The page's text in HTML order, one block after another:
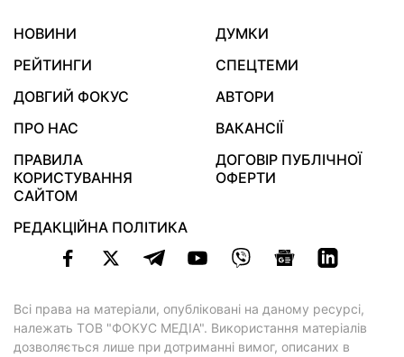
НОВИНИ
ДУМКИ
РЕЙТИНГИ
СПЕЦТЕМИ
ДОВГИЙ ФОКУС
АВТОРИ
ПРО НАС
ВАКАНСІЇ
ПРАВИЛА
КОРИСТУВАННЯ
САЙТОМ
ДОГОВІР ПУБЛІЧНОЇ
ОФЕРТИ
РЕДАКЦІЙНА ПОЛІТИКА
Всі права на матеріали, опубліковані на даному ресурсі,
належать ТОВ "ФОКУС МЕДІА". Використання матеріалів
дозволяється лише при дотриманні вимог, описаних в